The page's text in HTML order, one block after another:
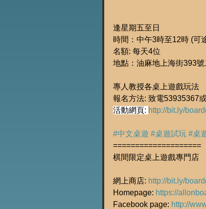
逢星期五至日
時間：中午3時至12時 (可
名額: 每天4位
地點：油麻地上海街393
專人教授各桌上遊戲玩法
報名方法: 致電53935367
活動網頁: http://bit.ly/
#中文桌遊 #桌遊試玩 #桌
====================
棋間限定桌上遊戲專門店
網上商店: http://bit.ly/
Homepage: https://
Facebook page: http://